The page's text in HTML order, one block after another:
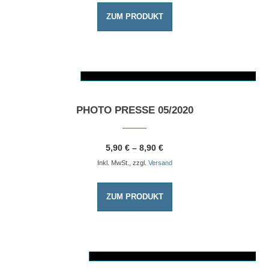
ZUM PRODUKT
Dieses Produkt weist mehrere Varianten auf. Die Optionen können auf der Produktseite gewählt werden
PHOTO PRESSE 05/2020
5,90 € – 8,90 €
Inkl. MwSt., zzgl. Versand
ZUM PRODUKT
Dieses Produkt weist mehrere Varianten auf. Die Optionen können auf der Produktseite gewählt werden